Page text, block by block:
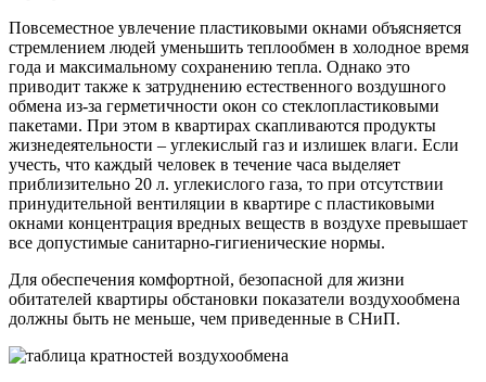
Повсеместное увлечение пластиковыми окнами объясняется
стремлением людей уменьшить теплообмен в холодное время
года и максимальному сохранению тепла. Однако это
приводит также к затруднению естественного воздушного
обмена из-за герметичности окон со стеклопластиковыми
пакетами. При этом в квартирах скапливаются продукты
жизнедеятельности – углекислый газ и излишек влаги. Если
учесть, что каждый человек в течение часа выделяет
приблизительно 20 л. углекислого газа, то при отсутствии
принудительной вентиляции в квартире с пластиковыми
окнами концентрация вредных веществ в воздухе превышает
все допустимые санитарно-гигиенические нормы.
Для обеспечения комфортной, безопасной для жизни
обитателей квартиры обстановки показатели воздухообмена
должны быть не меньше, чем приведенные в СНиП.